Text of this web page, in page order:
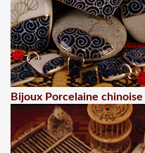
Bijoux Porcelaine chinoise